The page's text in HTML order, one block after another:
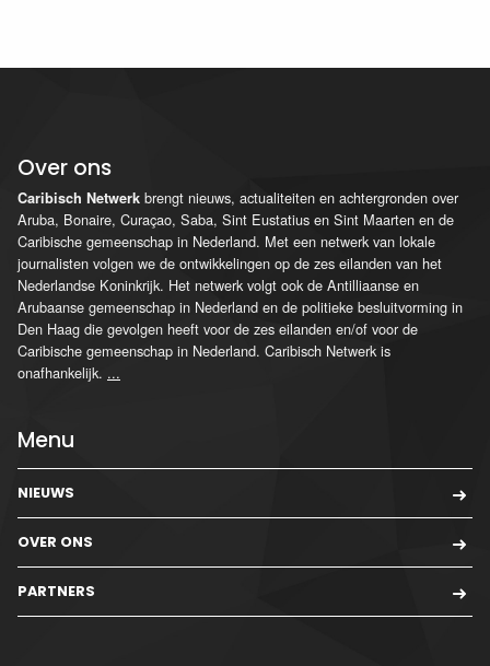
Over ons
Caribisch Netwerk brengt nieuws, actualiteiten en achtergronden over
Aruba, Bonaire, Curaçao, Saba, Sint Eustatius en Sint Maarten en de
Caribische gemeenschap in Nederland. Met een netwerk van lokale
journalisten volgen we de ontwikkelingen op de zes eilanden van het
Nederlandse Koninkrijk. Het netwerk volgt ook de Antilliaanse en
Arubaanse gemeenschap in Nederland en de politieke besluitvorming in
Den Haag die gevolgen heeft voor de zes eilanden en/of voor de
Caribische gemeenschap in Nederland. Caribisch Netwerk is
onafhankelijk. ...
Menu
NIEUWS
OVER ONS
PARTNERS